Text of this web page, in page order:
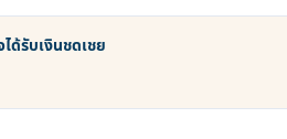
ด้รับเงินชดเชย